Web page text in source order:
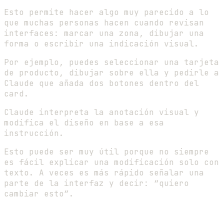
Esto permite hacer algo muy parecido a lo
que muchas personas hacen cuando revisan
interfaces: marcar una zona, dibujar una
forma o escribir una indicación visual.
Por ejemplo, puedes seleccionar una tarjeta
de producto, dibujar sobre ella y pedirle a
Claude que añada dos botones dentro del
card.
Claude interpreta la anotación visual y
modifica el diseño en base a esa
instrucción.
Esto puede ser muy útil porque no siempre
es fácil explicar una modificación solo con
texto. A veces es más rápido señalar una
parte de la interfaz y decir: “quiero
cambiar esto”.